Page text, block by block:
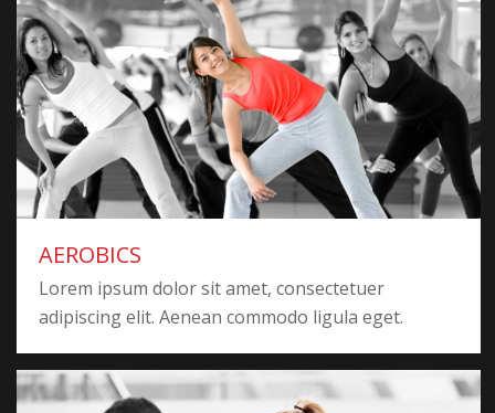
AEROBICS
Lorem ipsum dolor sit amet, consectetuer
adipiscing elit. Aenean commodo ligula eget.